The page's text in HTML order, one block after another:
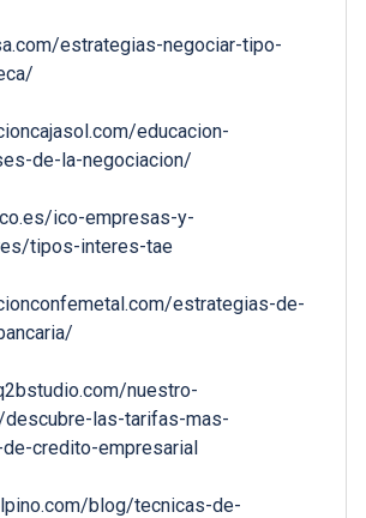
estrategias-negociar-tipo-
educacion-
de-la-negociacion/
ico-empresas-y-
tipos-interes-tae
estrategias-de-
nuestro-
las-tarifas-mas-
credito-empresarial
blog/tecnicas-de-